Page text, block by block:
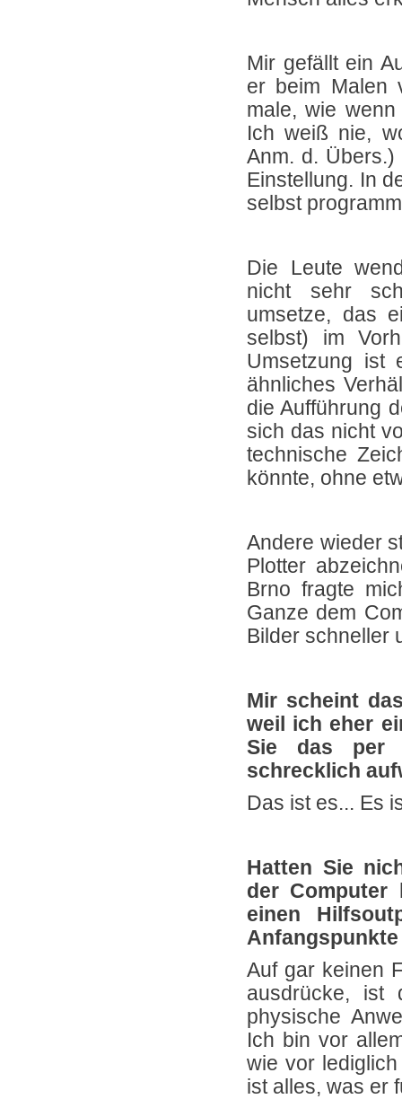
Mir gefällt ein
er beim Malen
male, wie
Ich weiß nie,
Anm. d.
Einstellung. In
selbst
Die Leute
nicht sehr
umsetze, das
selbst) im
Umsetzung ist
ähnliches
die Aufführung
sich das nicht
technische
könnte, ohne
Andere wieder
Plotter
Brno fragte
Ganze dem
Bilder schneller
Mir scheint
weil ich eher
Sie das per
schrecklich
Das ist es... Es
Hatten Sie
der Computer
einen
Auf gar keinen
ausdrücke, ist
physische
Ich bin vor
wie vor
ist alles, was er